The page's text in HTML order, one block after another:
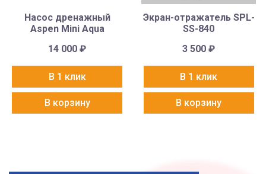
Насос дренажный
Aspen Mini Aqua
14 000₽
В 1 клик
В корзину
Экран-отражатель SPL-
SS-840
3 500₽
В 1 клик
В корзину